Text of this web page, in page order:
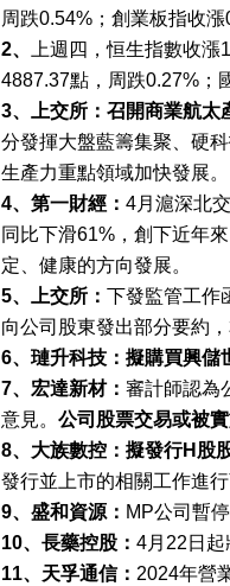
周跌0.54% ；創業板指收漲
2、 上週四，恒生指數收漲
4887.37點，周跌0.27% ；
3、上交所：召開商業航太
分發揮大盤藍籌集聚、硬
生產力重點領域加快發展。
4、第一財經： 4月滬深北
同比下滑61% ，創下近年
定、健康的方向發展。
5、上交所： 下發監管工作
向公司股東發出部分要約
6、璉升科技：擬購買興儲
7、宏達新材： 審計師認為
意見。 公司股票交易或被
8、大族數控：擬發行H 股
發行並上市的相關工作進
9、盛和資源： MP公司暫
10、長藥控股： 4月 22 日
11、天孚通信： 2024年營